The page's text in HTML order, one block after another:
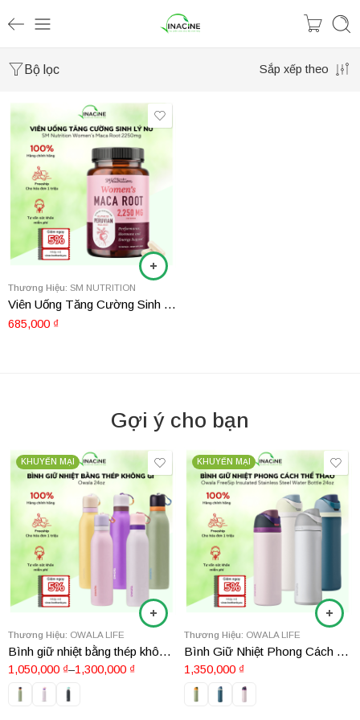
Bộ lọc Sắp xếp theo
Thương Hiệu: SM NUTRITION
Viên Uống Tăng Cường Sinh Lý Nữ SM Nutrition Women’s Maca Root 2250mg
685,000 ₫
Gợi ý cho bạn
KHUYẾN MẠI
Thương Hiệu: OWALA LIFE
Bình giữ nhiệt bằng thép không gỉ Owala 24oz
1,050,000 ₫–1,300,000 ₫
KHUYẾN MẠI
Thương Hiệu: OWALA LIFE
Bình Giữ Nhiệt Phong Cách Thể Thao Owala FreeSip Insulated Stainless Steel Water Bottle 24oz
1,350,000 ₫